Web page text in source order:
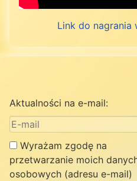
Link do nagrania
Aktualności na e-mail:
Wyrażam zgodę na
przetwarzanie moich
osobowych (adresu e-mail)